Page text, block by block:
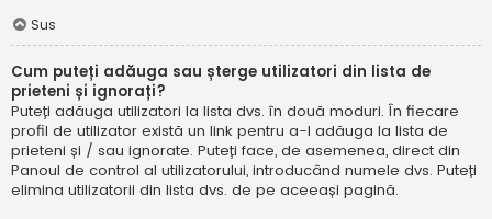
Sus
Cum puteți adăuga sau șterge utilizatori din lista de
prieteni și ignorați?
Puteți adăuga utilizatori la lista dvs. în două moduri. În fiecare
profil de utilizator există un link pentru a-l adăuga la lista de
prieteni și / sau ignorate. Puteți face, de asemenea, direct din
Panoul de control al utilizatorului, introducând numele dvs. Puteți
elimina utilizatorii din lista dvs. de pe aceeași pagină.